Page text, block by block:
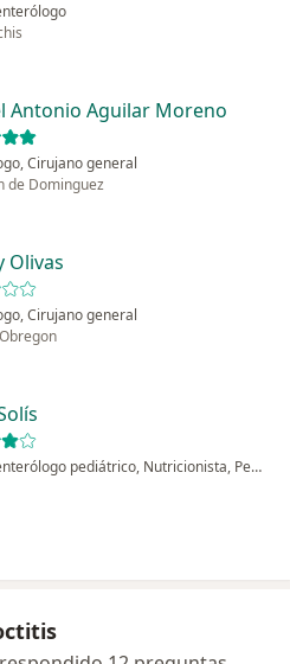
Antonio Aguilar Moreno
Cirujano general
de Dominguez
Olivas
Cirujano general
Gastroenterólogo pediátrico, Nutricionista, Pediatra